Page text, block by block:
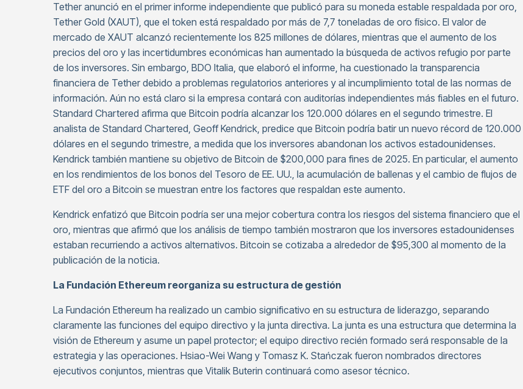
Tether anunció en el primer informe independiente que publicó para su moneda estable respaldada por oro,
Tether Gold (XAUT), que el token está respaldado por más de 7,7 toneladas de oro físico. El valor de
mercado de XAUT alcanzó recientemente los 825 millones de dólares, mientras que el aumento de los
precios del oro y las incertidumbres económicas han aumentado la búsqueda de activos refugio por parte
de los inversores. Sin embargo, BDO Italia, que elaboró el informe, ha cuestionado la transparencia
financiera de Tether debido a problemas regulatorios anteriores y al incumplimiento total de las normas de
información. Aún no está claro si la empresa contará con auditorías independientes más fiables en el futuro.
Standard Chartered afirma que Bitcoin podría alcanzar los 120.000 dólares en el segundo trimestre. El
analista de Standard Chartered, Geoff Kendrick, predice que Bitcoin podría batir un nuevo récord de 120.000
dólares en el segundo trimestre, a medida que los inversores abandonan los activos estadounidenses.
Kendrick también mantiene su objetivo de Bitcoin de $200,000 para fines de 2025. En particular, el aumento
en los rendimientos de los bonos del Tesoro de EE. UU., la acumulación de ballenas y el cambio de flujos de
ETF del oro a Bitcoin se muestran entre los factores que respaldan este aumento.
Kendrick enfatizó que Bitcoin podría ser una mejor cobertura contra los riesgos del sistema financiero que el
oro, mientras que afirmó que los análisis de tiempo también mostraron que los inversores estadounidenses
estaban recurriendo a activos alternativos. Bitcoin se cotizaba a alrededor de $95,300 al momento de la
publicación de la noticia.
La Fundación Ethereum reorganiza su estructura de gestión
La Fundación Ethereum ha realizado un cambio significativo en su estructura de liderazgo, separando
claramente las funciones del equipo directivo y la junta directiva. La junta es una estructura que determina la
visión de Ethereum y asume un papel protector; el equipo directivo recién formado será responsable de la
estrategia y las operaciones. Hsiao-Wei Wang y Tomasz K. Stańczak fueron nombrados directores
ejecutivos conjuntos, mientras que Vitalik Buterin continuará como asesor técnico.